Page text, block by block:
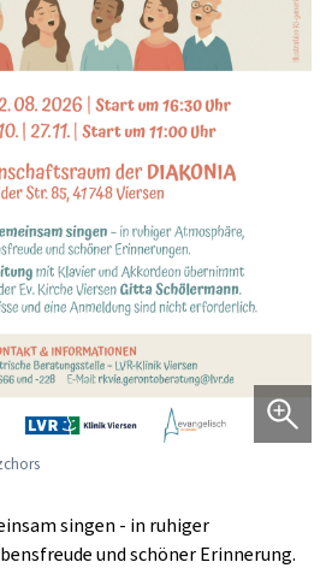
singen - in ruhiger
und schöner Erinnerung.